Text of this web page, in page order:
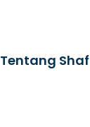
Tentang